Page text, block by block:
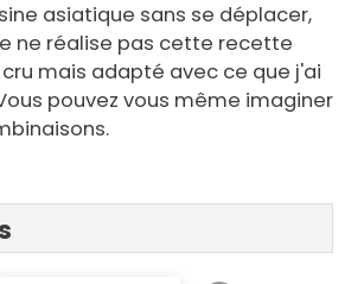
asiatique sans se déplacer,
ne réalise pas cette recette
mais adapté avec ce que j'ai
pouvez vous même imaginer